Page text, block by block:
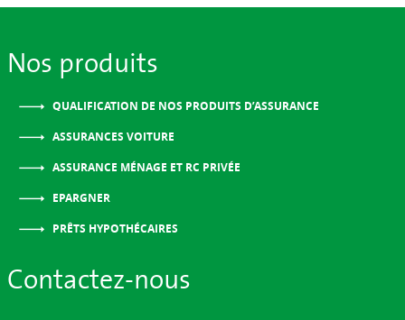
Nos produits
QUALIFICATION DE NOS PRODUITS D’ASSURANCE
ASSURANCES VOITURE
ASSURANCE MÉNAGE ET RC PRIVÉE
EPARGNER
PRÊTS HYPOTHÉCAIRES
Contactez-nous